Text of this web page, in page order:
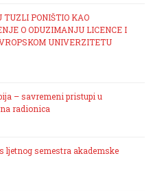
TUZLI PONIŠTIO KAO
O ODUZIMANJU LICENCE I
UNIVERZITETU
– savremeni pristupi u
radionica
ljetnog semestra akademske